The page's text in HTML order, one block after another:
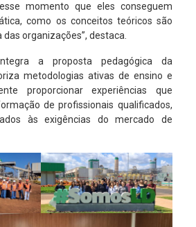
momento que eles conseguem
como os conceitos teóricos são
organizações”, destaca.
a proposta pedagógica da
metodologias ativas de ensino e
proporcionar experiências que
de profissionais qualificados,
às exigências do mercado de